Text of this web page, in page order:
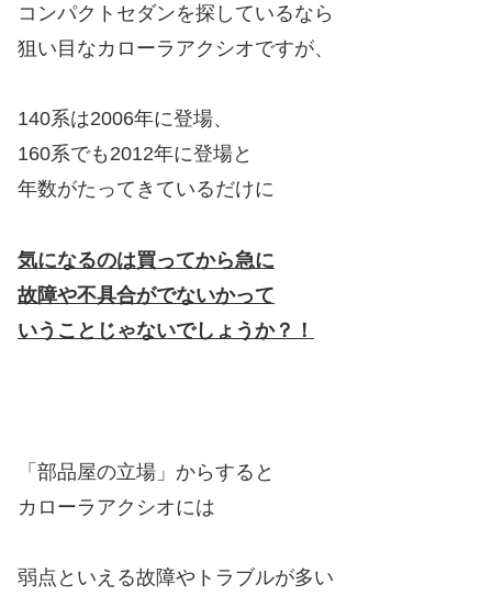
コンパクトセダンを探しているなら
狙い目なカローラアクシオですが、
140系は2006年に登場、
160系でも2012年に登場と
年数がたってきているだけに
気になるのは買ってから急に
故障や不具合がでないかって
いうことじゃないでしょうか？！
「部品屋の立場」からすると
カローラアクシオには
弱点といえる故障やトラブルが多い